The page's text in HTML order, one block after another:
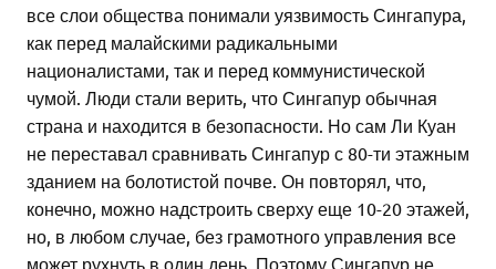
все слои общества понимали уязвимость Сингапура,
как перед малайскими радикальными
националистами, так и перед коммунистической
чумой. Люди стали верить, что Сингапур обычная
страна и находится в безопасности. Но сам Ли Куан
не переставал сравнивать Сингапур с 80-ти этажным
зданием на болотистой почве. Он повторял, что,
конечно, можно надстроить сверху еще 10-20 этажей,
но, в любом случае, без грамотного управления все
может рухнуть в один день. Поэтому Сингапур не